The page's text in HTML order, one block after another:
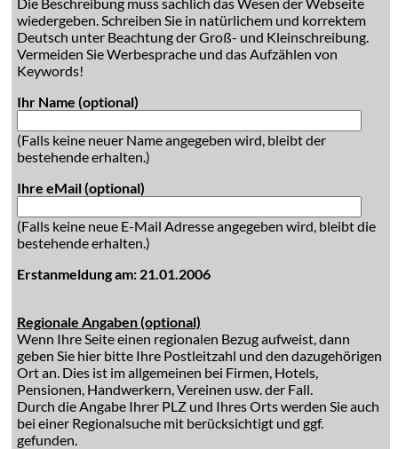
wiedergeben. Schreiben Sie in natürlichem und korrektem
Deutsch unter Beachtung der Groß- und Kleinschreibung.
Vermeiden Sie Werbesprache und das Aufzählen von
Keywords!
Ihr Name (optional)
(Falls keine neuer Name angegeben wird, bleibt der
bestehende erhalten.)
Ihre eMail (optional)
(Falls keine neue E-Mail Adresse angegeben wird, bleibt die
bestehende erhalten.)
Erstanmeldung am: 21.01.2006
Regionale Angaben (optional)
Wenn Ihre Seite einen regionalen Bezug aufweist, dann
geben Sie hier bitte Ihre Postleitzahl und den dazugehörigen
Ort an. Dies ist im allgemeinen bei Firmen, Hotels,
Pensionen, Handwerkern, Vereinen usw. der Fall.
Durch die Angabe Ihrer PLZ und Ihres Orts werden Sie auch
bei einer Regionalsuche mit berücksichtigt und ggf.
gefunden.